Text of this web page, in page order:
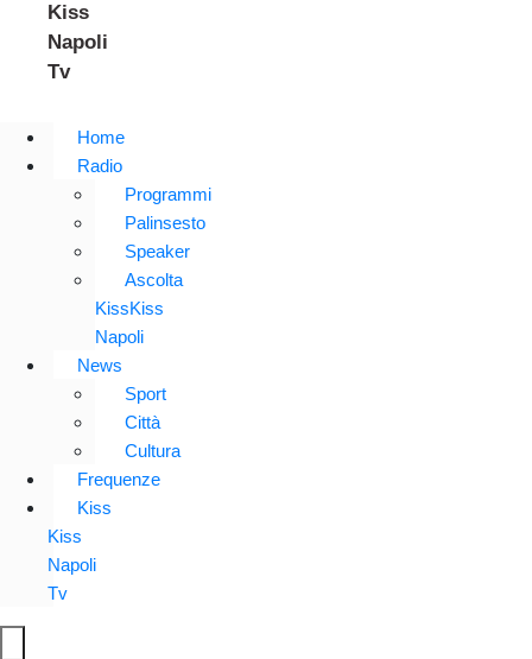
Kiss
Napoli
Tv
Home
Radio
Programmi
Palinsesto
Speaker
Ascolta
KissKiss
Napoli
News
Sport
Città
Cultura
Frequenze
Kiss
Kiss
Napoli
Tv